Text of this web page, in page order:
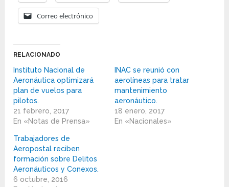
Correo electrónico
RELACIONADO
Instituto Nacional de
Aeronáutica optimizará
plan de vuelos para
pilotos.
21 febrero, 2017
En «Notas de Prensa»
INAC se reunió con
aerolíneas para tratar
mantenimiento
aeronáutico.
18 enero, 2017
En «Nacionales»
Trabajadores de
Aeropostal reciben
formación sobre Delitos
Aeronáuticos y Conexos.
6 octubre, 2016